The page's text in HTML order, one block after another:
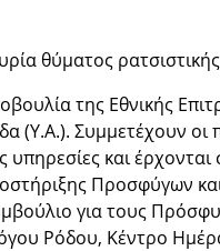
θύματος
της Εθνικής
(Υ.Α.). Συμμετέχουν οι
υπηρεσίες και
Προσφύγων
για τους
Ρόδου, Κέντρο